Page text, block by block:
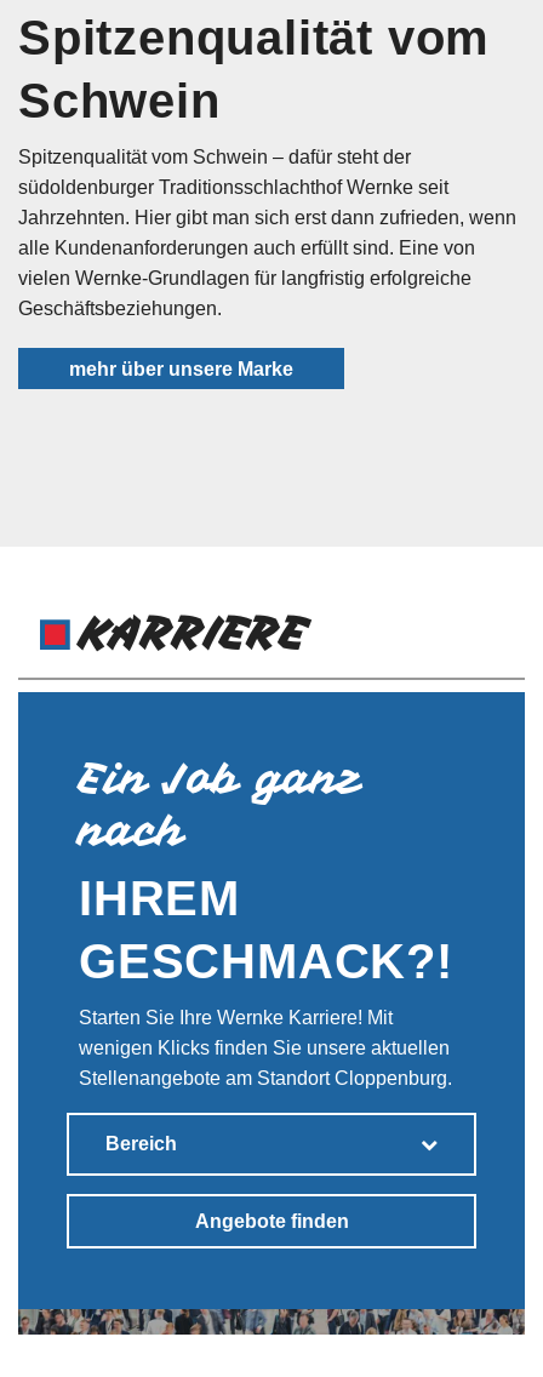
Spitzenqualität vom
Schwein
Spitzenqualität vom Schwein – dafür steht der
südoldenburger Traditionsschlachthof Wernke seit
Jahrzehnten. Hier gibt man sich erst dann zufrieden, wenn
alle Kundenanforderungen auch erfüllt sind. Eine von
vielen Wernke-Grundlagen für langfristig erfolgreiche
Geschäftsbeziehungen.
mehr über unsere Marke
KARRIERE
Ein Job ganz
nach
IHREM
GESCHMACK?!
Starten Sie Ihre Wernke Karriere! Mit
wenigen Klicks finden Sie unsere aktuellen
Stellenangebote am Standort Cloppenburg.
Bereich
Angebote finden